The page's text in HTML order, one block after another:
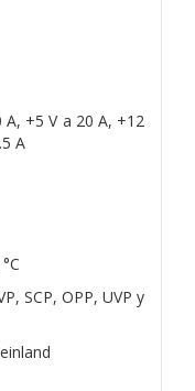
+5 V a 20 A, +12
A
SCP, OPP, UVP y